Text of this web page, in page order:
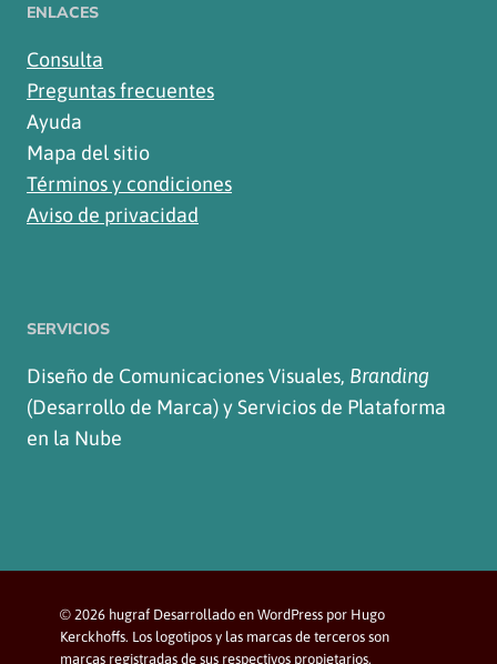
ENLACES
Consulta
Preguntas frecuentes
Ayuda
Mapa del sitio
Términos y condiciones
Aviso de privacidad
SERVICIOS
Diseño de Comunicaciones Visuales, Branding
(Desarrollo de Marca) y Servicios de Plataforma
en la Nube
© 2026 hugraf Desarrollado en WordPress por Hugo
Kerckhoffs. Los logotipos y las marcas de terceros son
marcas registradas de sus respectivos propietarios.